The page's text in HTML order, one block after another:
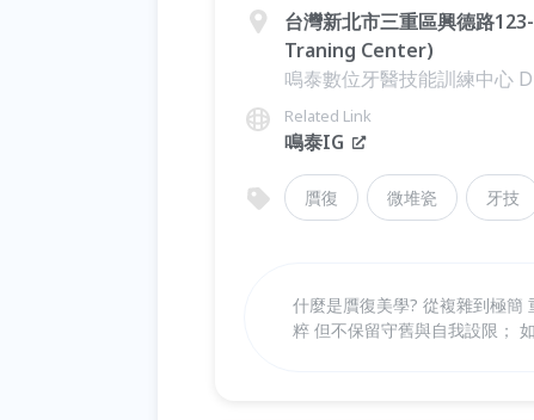
台灣新北市三重區興德路
Traning Center)
鳴泰數位牙醫技能訓練中
Related Link
鳴泰IG
贋復 微堆瓷 牙技
什麼是贋復美學? 從複雜到極簡
粹 但不保留守舊與自我設限；